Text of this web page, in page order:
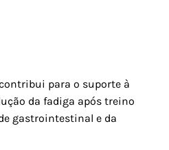
para o suporte à
da fadiga após treino
gastrointestinal e da